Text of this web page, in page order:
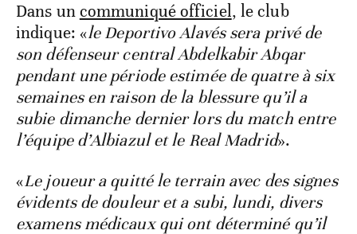
Dans uncommuniqué officiel, le club
indique: «le Deportivo Alavés sera privé de
son défenseur central Abdelkabir Abqar
pendant une période estimée de quatre à six
semaines en raison de la blessure qu’il a
subie dimanche dernier lors du match entre
l’équipe d’Albiazul et le Real Madrid».
«Le joueur a quitté le terrain avec des signes
évidents de douleur et a subi, lundi, divers
examens médicaux qui ont déterminé qu’il